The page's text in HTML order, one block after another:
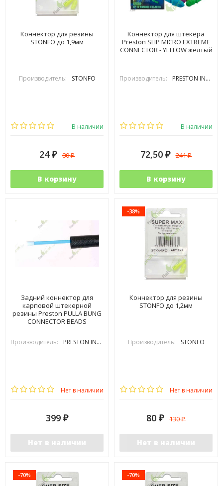
Коннектор для резины
STONFO до 1,9мм
Производитель: STONFO
В наличии
24 ₽ 80₽
В корзину
Коннектор для штекера
Preston SLIP MICRO EXTREME
CONNECTOR - YELLOW желтый
Производитель: PRESTON INOVATIONS
В наличии
72,50 ₽ 241₽
В корзину
Задний коннектор для
карповой штекерной
резины Preston PULLA BUNG
CONNECTOR BEADS
Производитель: PRESTON INOVATIONS
Нет в наличии
399 ₽
Нет в наличии
-38%
Коннектор для резины
STONFO до 1,2мм
Производитель: STONFO
Нет в наличии
80 ₽ 130₽
Нет в наличии
-70% -70%